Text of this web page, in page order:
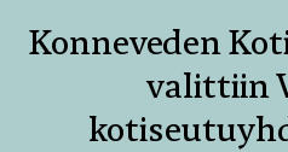
Konneveden
valittiin